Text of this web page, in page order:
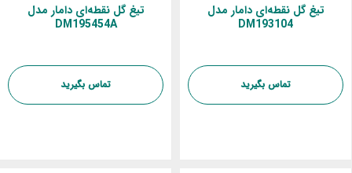
تیغ گل نقطه‌ای دامار مدل
DM193104
تماس بگیرید
تیغ گل نقطه‌ای دامار مدل
DM195454A
تماس بگیرید